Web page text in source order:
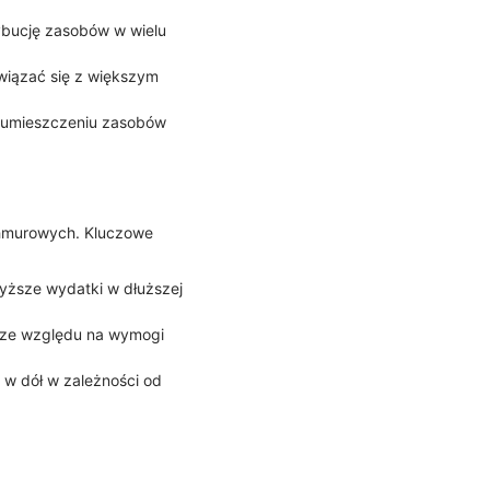
zasobów w wielu
się z większym
zasobów
Kluczowe
wydatki w dłuższej
względu na wymogi
dół w zależności od